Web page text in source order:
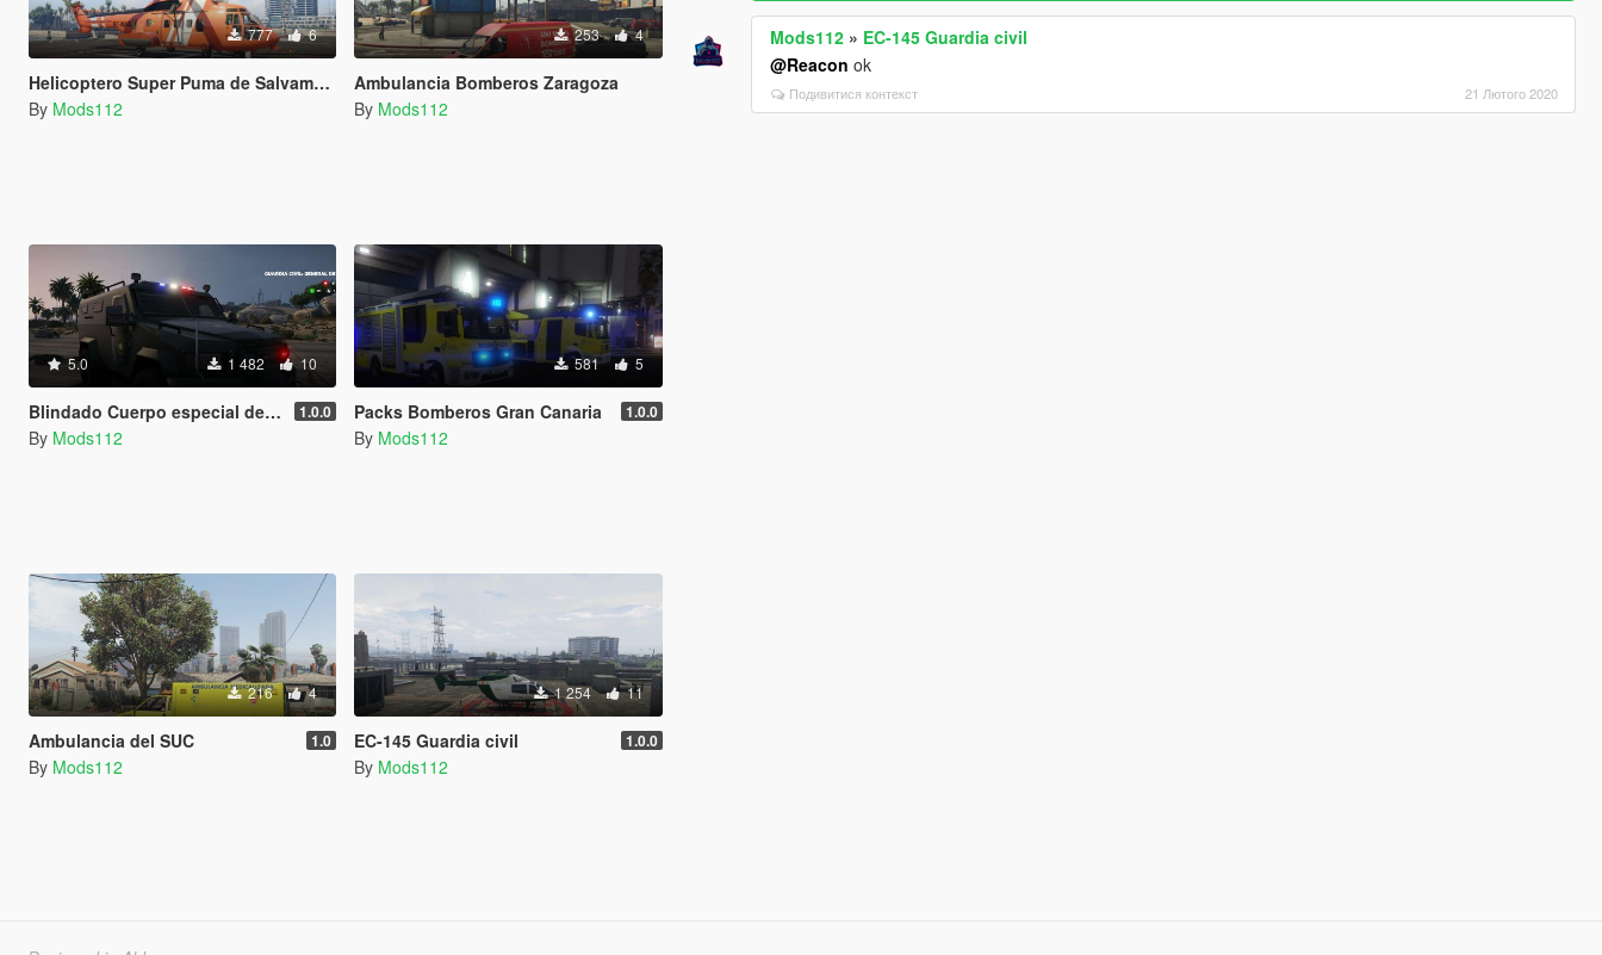
777 6
Helicoptero Super Puma de Salvamento Marítimo
By Mods112
253 4
Ambulancia Bomberos Zaragoza
By Mods112
5.0 1 482 10
Blindado Cuerpo especial de la Guardia civil UEI 1.0.0
By Mods112
581 5
Packs Bomberos Gran Canaria 1.0.0
By Mods112
216 4
Ambulancia del SUC 1.0
By Mods112
1 254 11
EC-145 Guardia civil 1.0.0
By Mods112
Mods112 » EC-145 Guardia civil
@Reacon ok
Подивитися контекст 21 Лютого 2020